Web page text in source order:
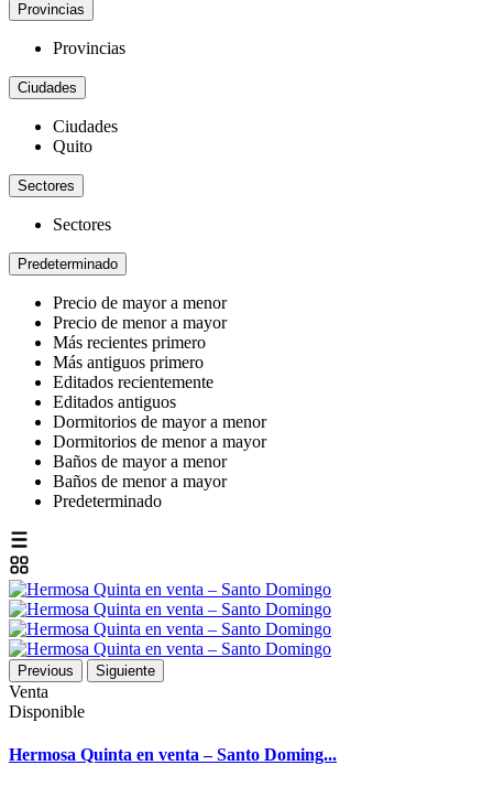
Provincias
Provincias
Ciudades
Ciudades
Quito
Sectores
Sectores
Predeterminado
Precio de mayor a menor
Precio de menor a mayor
Más recientes primero
Más antiguos primero
Editados recientemente
Editados antiguos
Dormitorios de mayor a menor
Dormitorios de menor a mayor
Baños de mayor a menor
Baños de menor a mayor
Predeterminado
Previous Siguiente
Venta
Disponible
Hermosa Quinta en venta – Santo Doming...